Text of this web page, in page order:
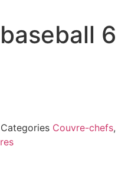
6
Categories Couvre-chefs,